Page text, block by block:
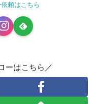
依頼はこちら
ーはこちら／